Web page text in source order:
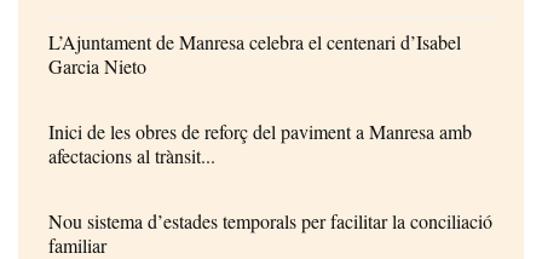
L’Ajuntament de Manresa celebra el centenari d’Isabel
Garcia Nieto
Inici de les obres de reforç del paviment a Manresa amb
afectacions al trànsit...
Nou sistema d’estades temporals per facilitar la conciliació
familiar